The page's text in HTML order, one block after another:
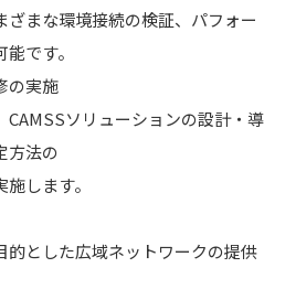
まな環境接続の検証、パフォー
です。
の実施
ソリューションの設計・導
方法の
します。
的とした広域ネットワークの提供